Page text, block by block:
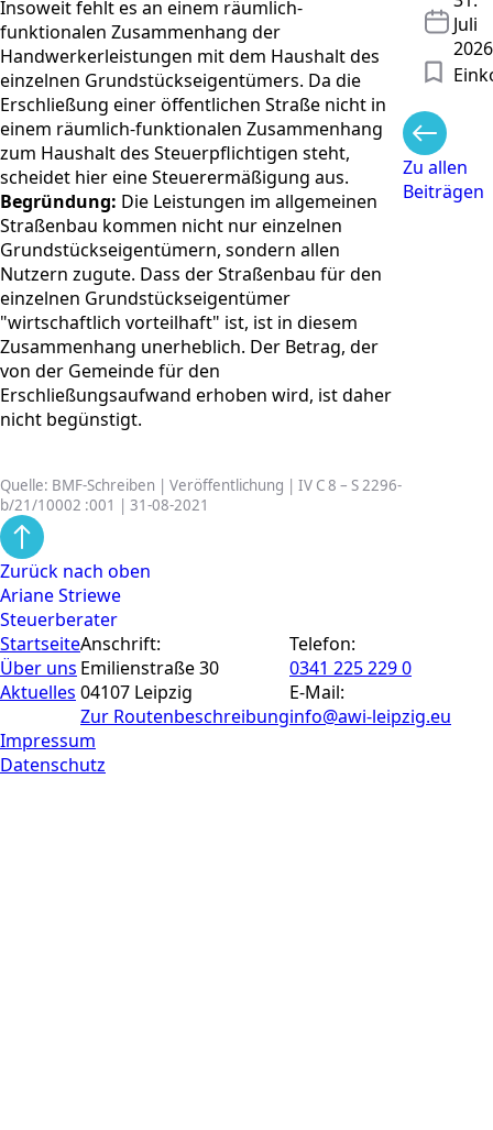
Insoweit fehlt es an einem räumlich-
funktionalen Zusammenhang der
Handwerkerleistungen mit dem Haushalt des
einzelnen Grundstückseigentümers. Da die
Erschließung einer öffentlichen Straße nicht in
einem räumlich-funktionalen Zusammenhang
zum Haushalt des Steuerpflichtigen steht,
scheidet hier eine Steuerermäßigung aus.
Begründung: Die Leistungen im allgemeinen
Straßenbau kommen nicht nur einzelnen
Grundstückseigentümern, sondern allen
Nutzern zugute. Dass der Straßenbau für den
einzelnen Grundstückseigentümer
"wirtschaftlich vorteilhaft" ist, ist in diesem
Zusammenhang unerheblich. Der Betrag, der
von der Gemeinde für den
Erschließungsaufwand erhoben wird, ist daher
nicht begünstigt.
Quelle: BMF-Schreiben | Veröffentlichung | IV C 8 – S 2296-
b/21/10002 :001 | 31-08-2021
Juli
2026
Zu allen
Beiträgen
Zurück nach oben
Ariane Striewe
Steuerberater
Startseite
Über uns
Aktuelles
Anschrift:
Emilienstraße 30
04107 Leipzig
Zur Routen­beschreibung
Telefon:
0341 225 229 0
E-Mail:
info@awi-leipzig.eu
Impressum
Datenschutz